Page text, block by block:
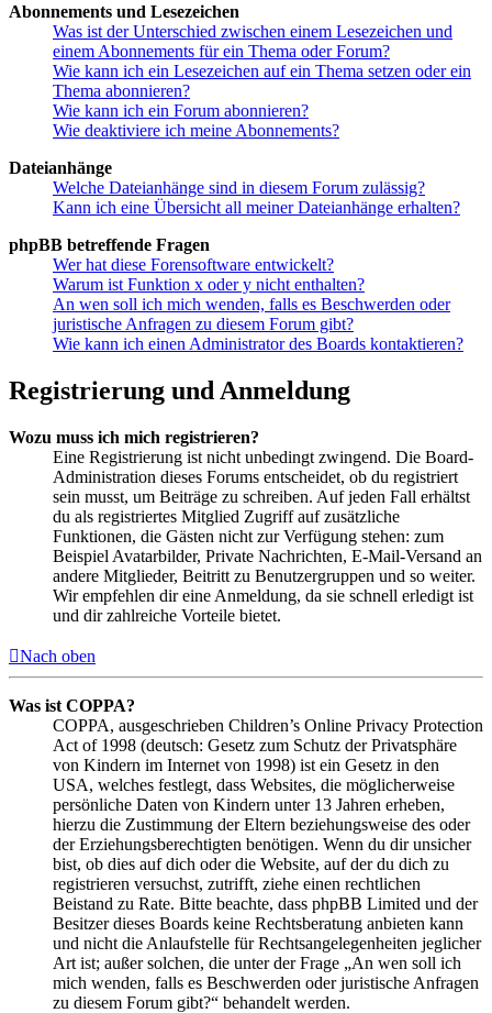
Abonnements und Lesezeichen
Was ist der Unterschied zwischen einem Lesezeichen und
einem Abonnements für ein Thema oder Forum?
Wie kann ich ein Lesezeichen auf ein Thema setzen oder ein
Thema abonnieren?
Wie kann ich ein Forum abonnieren?
Wie deaktiviere ich meine Abonnements?
Dateianhänge
Welche Dateianhänge sind in diesem Forum zulässig?
Kann ich eine Übersicht all meiner Dateianhänge erhalten?
phpBB betreffende Fragen
Wer hat diese Forensoftware entwickelt?
Warum ist Funktion x oder y nicht enthalten?
An wen soll ich mich wenden, falls es Beschwerden oder
juristische Anfragen zu diesem Forum gibt?
Wie kann ich einen Administrator des Boards kontaktieren?
Registrierung und Anmeldung
Wozu muss ich mich registrieren?
Eine Registrierung ist nicht unbedingt zwingend. Die Board-
Administration dieses Forums entscheidet, ob du registriert
sein musst, um Beiträge zu schreiben. Auf jeden Fall erhältst
du als registriertes Mitglied Zugriff auf zusätzliche
Funktionen, die Gästen nicht zur Verfügung stehen: zum
Beispiel Avatarbilder, Private Nachrichten, E-Mail-Versand an
andere Mitglieder, Beitritt zu Benutzergruppen und so weiter.
Wir empfehlen dir eine Anmeldung, da sie schnell erledigt ist
und dir zahlreiche Vorteile bietet.
Nach oben
Was ist COPPA?
COPPA, ausgeschrieben Children’s Online Privacy Protection
Act of 1998 (deutsch: Gesetz zum Schutz der Privatsphäre
von Kindern im Internet von 1998) ist ein Gesetz in den
USA, welches festlegt, dass Websites, die möglicherweise
persönliche Daten von Kindern unter 13 Jahren erheben,
hierzu die Zustimmung der Eltern beziehungsweise des oder
der Erziehungsberechtigten benötigen. Wenn du dir unsicher
bist, ob dies auf dich oder die Website, auf der du dich zu
registrieren versuchst, zutrifft, ziehe einen rechtlichen
Beistand zu Rate. Bitte beachte, dass phpBB Limited und der
Besitzer dieses Boards keine Rechtsberatung anbieten kann
und nicht die Anlaufstelle für Rechtsangelegenheiten jeglicher
Art ist; außer solchen, die unter der Frage „An wen soll ich
mich wenden, falls es Beschwerden oder juristische Anfragen
zu diesem Forum gibt?“ behandelt werden.